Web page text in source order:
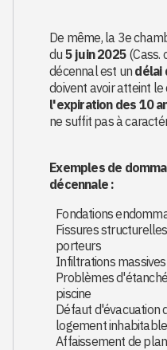
De même, la 3e
du 5 juin 2025 (Cass.
décennal est un délai
doivent avoir atteint le
l'expiration des 10
ne suffit pas à
Exemples de
décennale :
Fondations
Fissures
porteurs
Infiltrations
Problèmes
piscine
Défaut d'évacuation
logement inhabitable
Affaissement de